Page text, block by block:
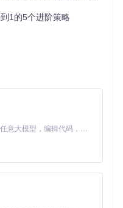
用情况
# Linux
本（如3.9及以下）会导
1的5个进阶策略
Claude Code 的开源替代方案。连接任意大模型，编辑代码，运行命令，自动验证 — 全自动执行。用 Rust 构建，极致性能。 ｜ An open-source alternative to Claude Code. Connect any LLM, edit code, run commands, and verify changes — autonomously. Built in Rust for speed. Get Started